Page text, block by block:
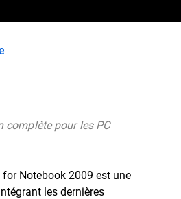
complète pour les PC
Notebook 2009 est une
les dernières